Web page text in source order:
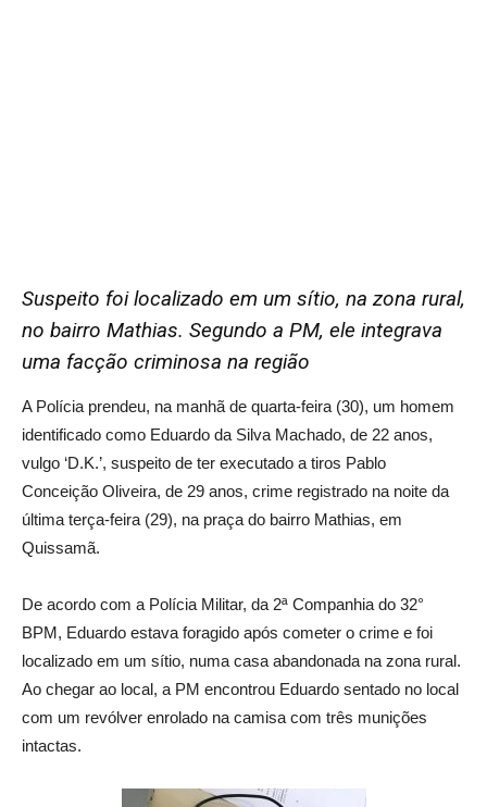
Suspeito foi localizado em um sítio, na zona rural,
no bairro Mathias. Segundo a PM, ele integrava
uma facção criminosa na região
A Polícia prendeu, na manhã de quarta-feira (30), um homem
identificado como Eduardo da Silva Machado, de 22 anos,
vulgo ‘D.K.’, suspeito de ter executado a tiros Pablo
Conceição Oliveira, de 29 anos, crime registrado na noite da
última terça-feira (29), na praça do bairro Mathias, em
Quissamã.
De acordo com a Polícia Militar, da 2ª Companhia do 32°
BPM, Eduardo estava foragido após cometer o crime e foi
localizado em um sítio, numa casa abandonada na zona rural.
Ao chegar ao local, a PM encontrou Eduardo sentado no local
com um revólver enrolado na camisa com três munições
intactas.